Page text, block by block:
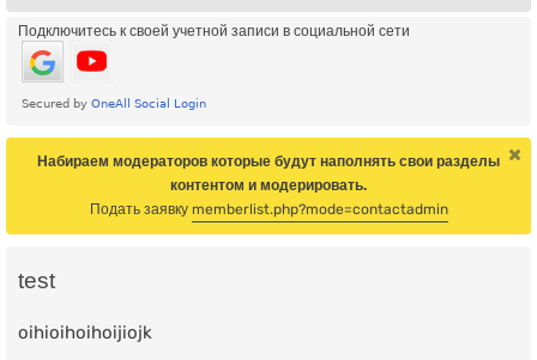
Подключитесь к своей учетной записи в социальной сети
Набираем модераторов которые будут наполнять свои разделы
контентом и модерировать.
Подать заявку memberlist.php?mode=contactadmin
test
oihioihoihoijiojk